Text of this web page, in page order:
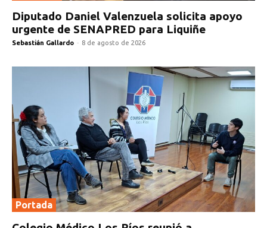
Diputado Daniel Valenzuela solicita apoyo
urgente de SENAPRED para Liquiñe
Sebastián Gallardo - 8 de agosto de 2026
Portada